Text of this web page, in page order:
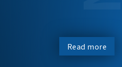
Read more